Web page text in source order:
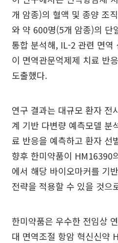
개 암종)의 혈액 및 종양 조
와 약 600명(5개 암종)의 단
통합 분석해, IL-2 관련 면역
이 면역관문억제제 치료 반
도출했다.
연구 결과는 대규모 환자 전
계 기반 다변량 예측모델 분
료 반응을 예측하고 환자 선
향후 한미약품이 HM16390
에서 해당 바이오마커를 기
전략을 적용할 수 있을 것으
한미약품은 우수한 전임상
대 면역조절 항암 혁신신약